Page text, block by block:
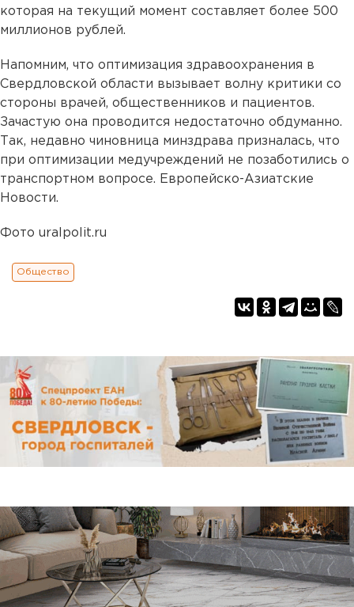
которая на текущий момент составляет более 500
миллионов рублей.
Напомним, что оптимизация здравоохранения в
Свердловской области вызывает волну критики со
стороны врачей, общественников и пациентов.
Зачастую она проводится недостаточно обдуманно.
Так, недавно чиновница минздрава призналась, что
при оптимизации медучреждений не позаботились о
транспортном вопросе. Европейско-Азиатские
Новости.
Фото uralpolit.ru
Общество